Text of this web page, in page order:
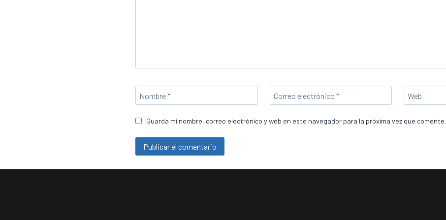
Nombre* Correo electrónico * Web
Guarda mi nombre, correo electrónico y web en este navegador para la próxima vez que comente.